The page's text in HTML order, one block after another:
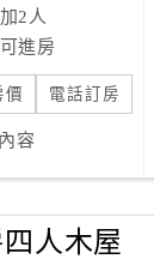
2人
進房
價 電話訂房
容
人木屋